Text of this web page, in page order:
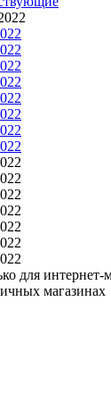
для
магазинах